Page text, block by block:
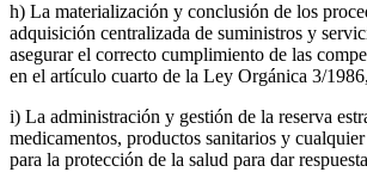
h) La materialización y conclusión de los
adquisición centralizada de suministros y
asegurar el correcto cumplimiento de las
en el artículo cuarto de la Ley Orgánica 3/
i) La administración y gestión de la reserva
medicamentos, productos sanitarios y
para la protección de la salud para dar